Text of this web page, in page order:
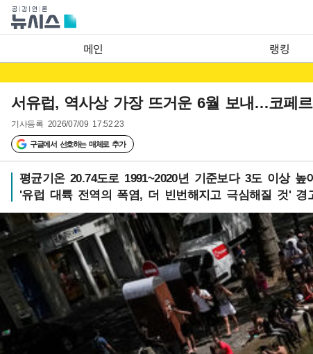
메인 랭킹
서유럽, 역사상 가장 뜨거운 6월 보내…코페
기사등록 2026/07/09 17:52:23
구글에서 선호하는 매체로 추가
평균기온 20.74도로 1991~2020년 기준보다 3도 이상 높
'유럽 대륙 전역의 폭염, 더 빈번해지고 극심해질 것' 경